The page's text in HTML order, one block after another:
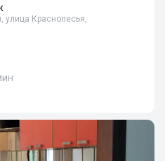
улица Краснолесья,